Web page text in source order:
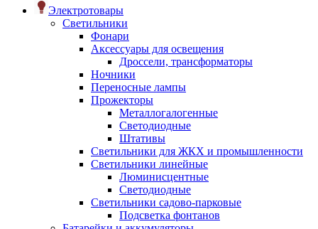
Электротовары
Светильники
Фонари
Аксессуары для освещения
Дроссели, трансформаторы
Ночники
Переносные лампы
Прожекторы
Металлогалогенные
Светодиодные
Штативы
Светильники для ЖКХ и промышленности
Светильники линейные
Люминисцентные
Светодиодные
Светильники садово-парковые
Подсветка фонтанов